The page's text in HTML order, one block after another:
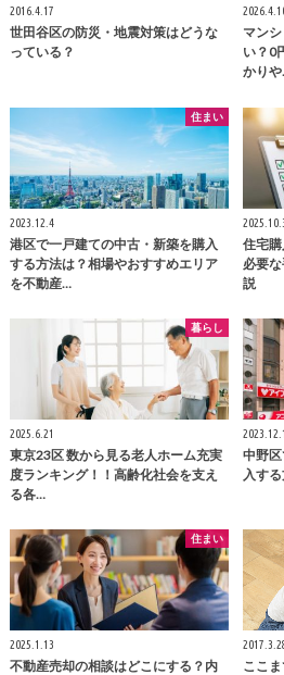
2016.4.17
世田谷区の防災・地震対策はどうな
っている？
マン
い？0
かり
住まい
2023.12.4
港区で一戸建ての中古・新築を購入
する方法は？相場やおすすめエリア
を不動産…
住宅
必要
説
暮らし
2025.6.21
東京23区 数から見る老人ホーム充実
度ランキング！！高齢化社会を支え
る各…
中野
入す
住まい
2025.1.13
不動産売却の相談はどこにする？内 ここ